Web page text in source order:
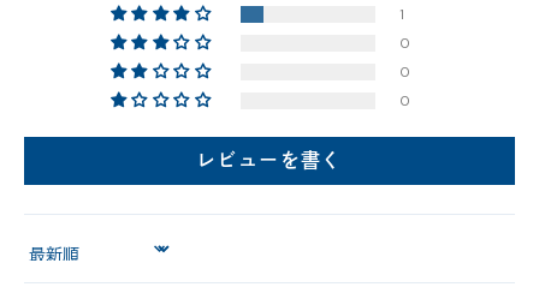
- 在庫 -△
店舗に在庫がある場合、お支払金額が合計300,000
新製品については販売開始日より取扱いとなります。
在庫状況について
※在庫ありの表示の際にも売り切れや他のお客様の取り置きの場合がご
※在庫状況は随時変動しているため、ご来店時に売り切れの場合がござ
1
0
0
0
レビューを書く
Sort by